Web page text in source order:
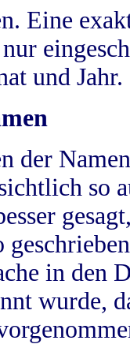
Eine
und Jahr.
der
so
in
wurde,